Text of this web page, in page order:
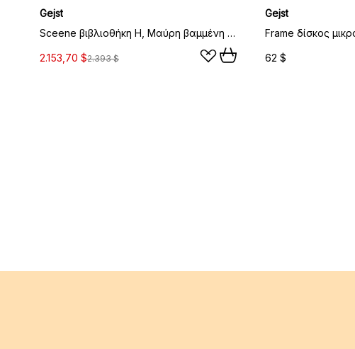
Gejst
Sceene βιβλιοθήκη H, Μαύρη βαμμένη δρυς
2.153,70 $2.393 $
Gejst
62 $